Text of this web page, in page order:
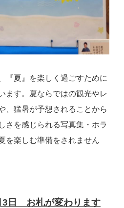
『夏』を楽しく過ごすために
ます。夏ならではの観光やレ
、猛暑が予想されることから
さを感じられる写真集・ホラ
を楽しむ準備をされません
3日 お札が変わります